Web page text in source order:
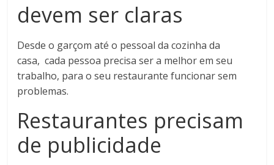
devem ser claras
Desde o garçom até o pessoal da cozinha da
casa, cada pessoa precisa ser a melhor em seu
trabalho, para o seu restaurante funcionar sem
problemas.
Restaurantes precisam
de publicidade